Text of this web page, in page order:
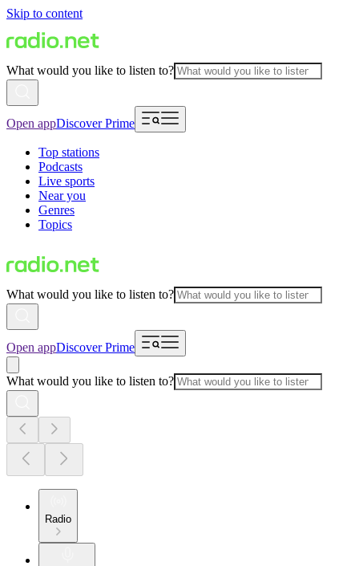
Skip to content
What would you like to listen to?
Open appDiscover Prime
Top stations
Podcasts
Live sports
Near you
Genres
Topics
What would you like to listen to?
Open appDiscover Prime
What would you like to listen to?
Radio